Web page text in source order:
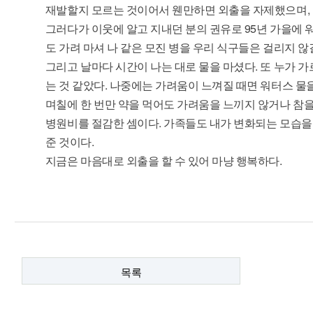
재발할지 모르는 것이어서 웬만하면 외출을 자제했으
그러다가 이웃에 알고 지내던 분의 권유로 95년 가을에
도 가려 마셔 나 같은 모진 병을 우리 식구들은 걸리지
그리고 날마다 시간이 나는 대로 물을 마셨다. 또 누가
는 것 같았다. 나중에는 가려움이 느껴질 때면 워터스
며칠에 한 번만 약을 먹어도 가려움을 느끼지 않거나 참
병원비를 절감한 셈이다. 가족들도 내가 변화되는 모습
준 것이다.
지금은 마음대로 외출을 할 수 있어 마냥 행복하다.
목록